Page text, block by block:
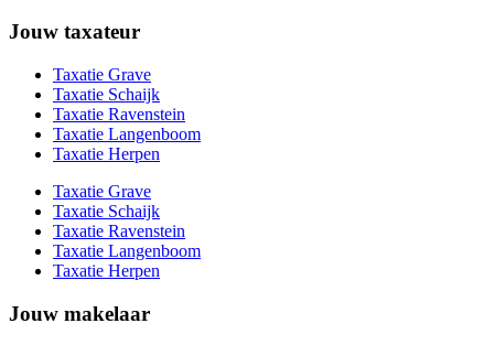
Jouw taxateur
Taxatie Grave
Taxatie Schaijk
Taxatie Ravenstein
Taxatie Langenboom
Taxatie Herpen
Taxatie Grave
Taxatie Schaijk
Taxatie Ravenstein
Taxatie Langenboom
Taxatie Herpen
Jouw makelaar